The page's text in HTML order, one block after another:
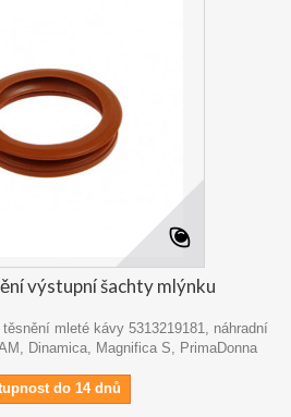
výstupní šachty mlýnku
mleté kávy 5313219181, náhradní
Dinamica, Magnifica S, PrimaDonna
do 14 dnů